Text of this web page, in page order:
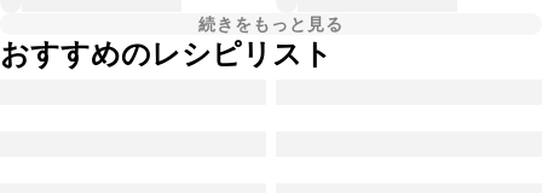
続きをもっと見る
おすすめのレシピリスト